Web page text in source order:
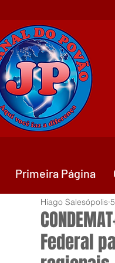
Federal
Hiago Salesópolis
Primeira Página